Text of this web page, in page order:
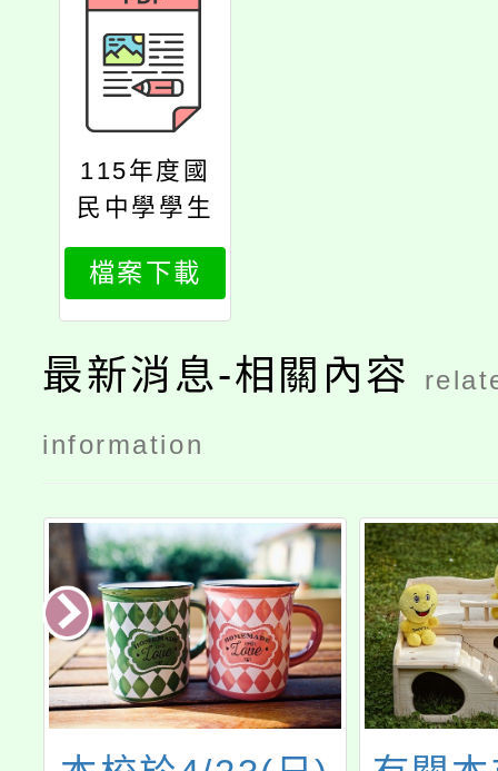
115年度國
民中學學生
社會情緒學
習一日體驗
營實施計畫
檔案下載
最新消息-相關內容
information